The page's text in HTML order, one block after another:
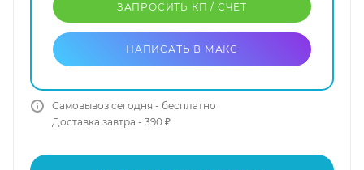
ЗАПРОСИТЬ КП / CЧЕТ
НАПИСАТЬ В МАКС
Самовывоз сегодня - бесплатно
Доставка завтра - 390 ₽